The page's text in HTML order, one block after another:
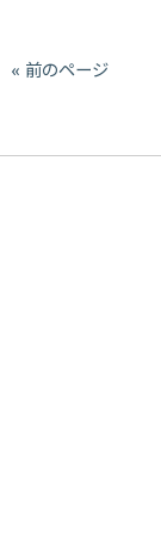
« 前のページ